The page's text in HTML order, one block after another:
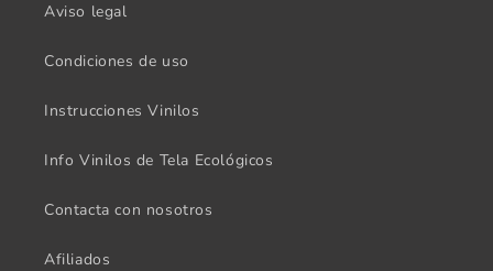
Aviso legal
Condiciones de uso
Instrucciones Vinilos
Info Vinilos de Tela Ecológicos
Contacta con nosotros
Afiliados